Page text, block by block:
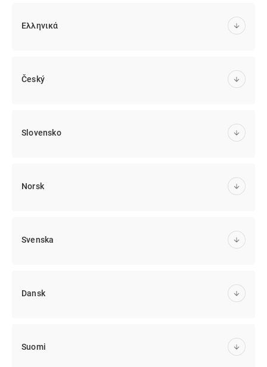
Ελληνικά
Český
Slovensko
Norsk
Svenska
Dansk
Suomi